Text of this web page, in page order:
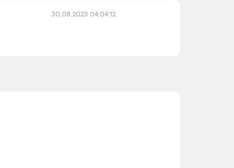
30.08.2023 04:04:12